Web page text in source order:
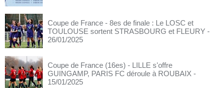
Coupe de France - 8es de finale : Le LOSC et
TOULOUSE sortent STRASBOURG et FLEURY -
26/01/2025
Coupe de France (16es) - LILLE s'offre
GUINGAMP, PARIS FC déroule à ROUBAIX -
15/01/2025